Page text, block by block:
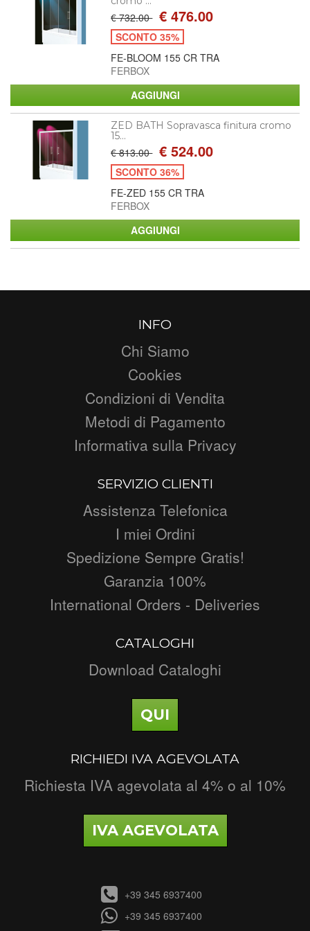
€ 732.00 € 476.00
SCONTO 35%
FE-BLOOM 155 CR TRA
FERBOX
ZED BATH Sopravasca finitura cromo
15...
€ 813.00 € 524.00
SCONTO 36%
FE-ZED 155 CR TRA
FERBOX
INFO
Chi Siamo
Cookies
Condizioni di Vendita
Metodi di Pagamento
Informativa sulla Privacy
SERVIZIO CLIENTI
Assistenza Telefonica
I miei Ordini
Spedizione Sempre Gratis!
Garanzia 100%
International Orders - Deliveries
CATALOGHI
Download Cataloghi
QUI
RICHIEDI IVA AGEVOLATA
Richiesta IVA agevolata al 4% o al 10%
IVA AGEVOLATA
+39 345 6937400
+39 345 6937400